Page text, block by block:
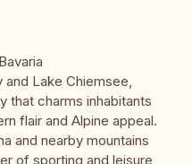
and Lake Chiemsee,
that charms inhabitants
flair and Alpine appeal.
and nearby mountains
of sporting and leisure